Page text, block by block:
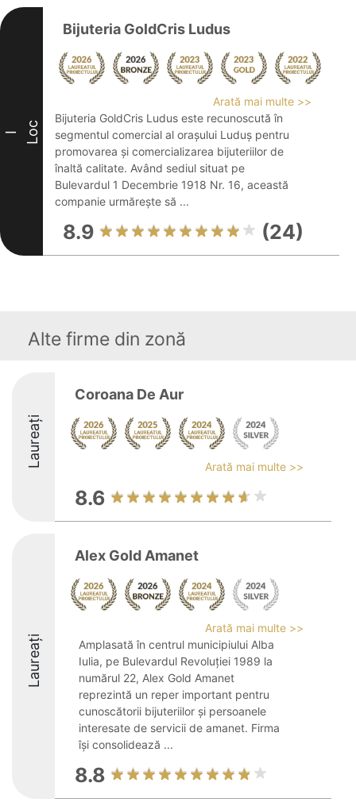
I Loc
Bijuteria GoldCris Ludus
Arată mai multe >>
Bijuteria GoldCris Ludus este recunoscută în
segmentul comercial al orașului Luduș pentru
promovarea și comercializarea bijuteriilor de
înaltă calitate. Având sediul situat pe
Bulevardul 1 Decembrie 1918 Nr. 16, această
companie urmărește să ...
8.9 (24)
Alte firme din zonă
Laureați
Coroana De Aur
Arată mai multe >>
8.6
Laureați
Alex Gold Amanet
Arată mai multe >>
Amplasată în centrul municipiului Alba
Iulia, pe Bulevardul Revoluției 1989 la
numărul 22, Alex Gold Amanet
reprezintă un reper important pentru
cunoscătorii bijuteriilor și persoanele
interesate de servicii de amanet. Firma
își consolidează ...
8.8